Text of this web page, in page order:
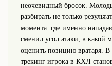
неочевидный бросок.
разбирать не только
момента: где именно
сменил угол атаки, в какой
оценить позицию вратаря. В
трекинг игрока в КХЛ